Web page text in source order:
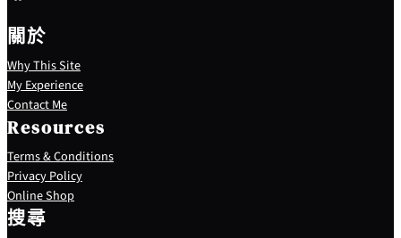
關於
Why This Site
My Experience
Contact Me
Resources
Terms & Conditions
Privacy Policy
Online Shop
搜尋
S
e
a